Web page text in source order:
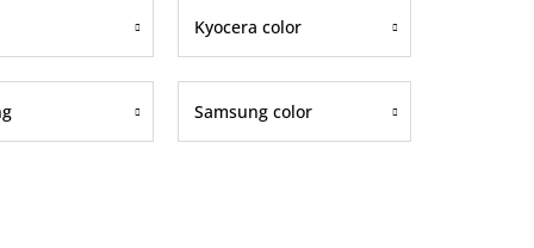
Kyocera color
Samsung color